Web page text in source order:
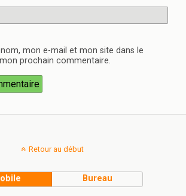
mon e-mail et mon site dans le
prochain commentaire.
Retour au début
Bureau